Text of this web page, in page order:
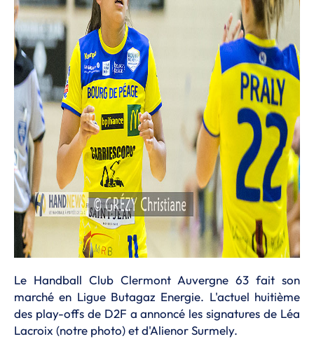
Le Handball Club Clermont Auvergne 63 fait son
marché en Ligue Butagaz Energie. L'actuel huitième
des play-offs de D2F a annoncé les signatures de Léa
Lacroix (notre photo) et d'Alienor Surmely.